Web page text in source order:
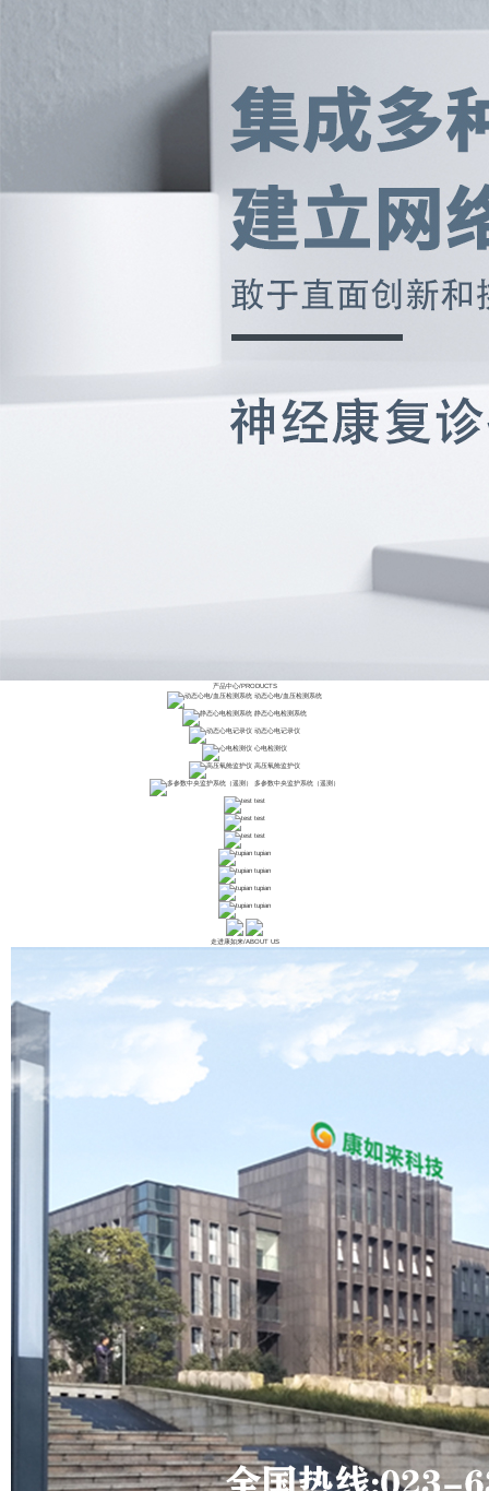
产品中心/PRODUCTS
动态心电/血压检测系统
静态心电检测系统
动态心电记录仪
心电检测仪
高压氧舱监护仪
多参数中央监护系统（遥测）
test
test
test
tupian
tupian
tupian
tupian
走进康如来/ABOUT US